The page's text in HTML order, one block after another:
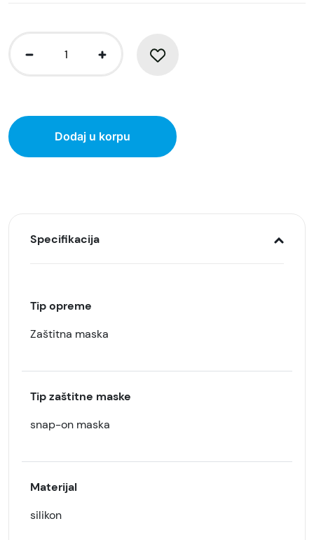
Dodaj u korpu
Specifikacija
Tip opreme
Zaštitna maska
Tip zaštitne maske
snap-on maska
Materijal
silikon